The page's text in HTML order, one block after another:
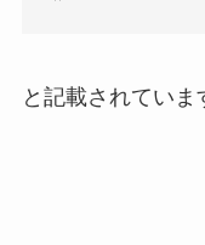
と記載されていま